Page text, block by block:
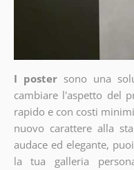
I poster sono una
cambiare l'aspetto del
rapido e con costi
nuovo carattere alla
audace ed elegante,
la tua galleria